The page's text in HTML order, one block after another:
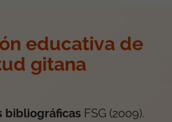
educativa de
gitana
bibliográficas FSG (2009).